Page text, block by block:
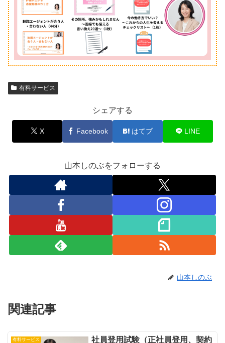
有料サービス
シェアする
X Facebook はてブ LINE
山本しのぶをフォローする
山本しのぶ
関連記事
有料サービス
社員登用試験（正社員登用、契約